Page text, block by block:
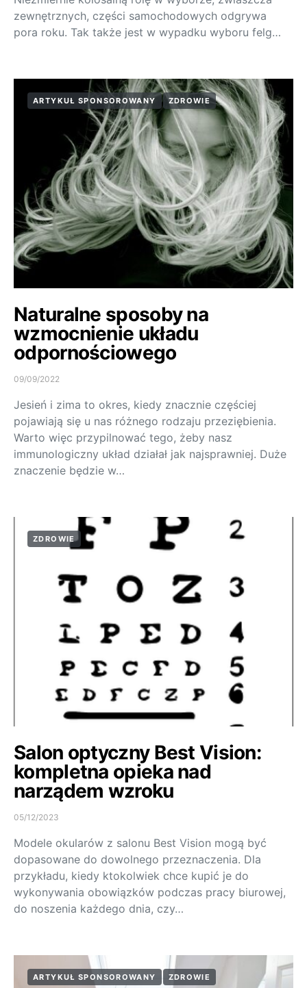
zewnętrznych, części samochodowych odgrywa
pora roku. Tak także jest w wypadku wyboru felg…
ARTYKUŁ SPONSOROWANY ZDROWIE
Naturalne sposoby na
wzmocnienie układu
odpornościowego
09/09/2022
Jesień i zima to okres, kiedy znacznie częściej
pojawiają się u nas różnego rodzaju przeziębienia.
Warto więc przypilnować tego, żeby nasz
immunologiczny układ działał jak najsprawniej. Duże
znaczenie będzie w…
ZDROWIE
Salon optyczny Best Vision:
kompletna opieka nad
narządem wzroku
05/12/2023
Modele okularów z salonu Best Vision mogą być
dopasowane do dowolnego przeznaczenia. Dla
przykładu, kiedy ktokolwiek chce kupić je do
wykonywania obowiązków podczas pracy biurowej,
do noszenia każdego dnia, czy…
ARTYKUŁ SPONSOROWANY ZDROWIE